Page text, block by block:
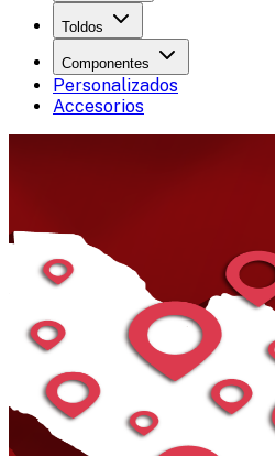
Toldos
Componentes
Personalizados
Accesorios